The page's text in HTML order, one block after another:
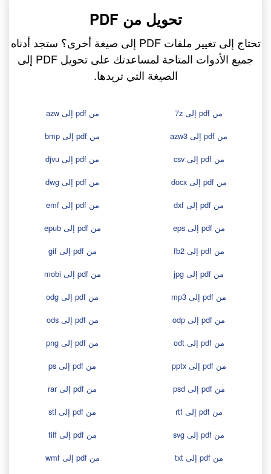
تحويل من PDF
تحتاج إلى تغيير ملفات PDF إلى صيغة أخرى؟ ستجد أدناه
جميع الأدوات المتاحة لمساعدتك على تحويل PDF إلى
الصيغة التي تريدها.
من pdf إلى 7z
من pdf إلى azw
من pdf إلى azw3
من pdf إلى bmp
من pdf إلى csv
من pdf إلى djvu
من pdf إلى docx
من pdf إلى dwg
من pdf إلى dxf
من pdf إلى emf
من pdf إلى eps
من pdf إلى epub
من pdf إلى fb2
من pdf إلى gif
من pdf إلى jpg
من pdf إلى mobi
من pdf إلى mp3
من pdf إلى odg
من pdf إلى odp
من pdf إلى ods
من pdf إلى odt
من pdf إلى png
من pdf إلى pptx
من pdf إلى ps
من pdf إلى psd
من pdf إلى rar
من pdf إلى rtf
من pdf إلى stl
من pdf إلى svg
من pdf إلى tiff
من pdf إلى txt
من pdf إلى wmf